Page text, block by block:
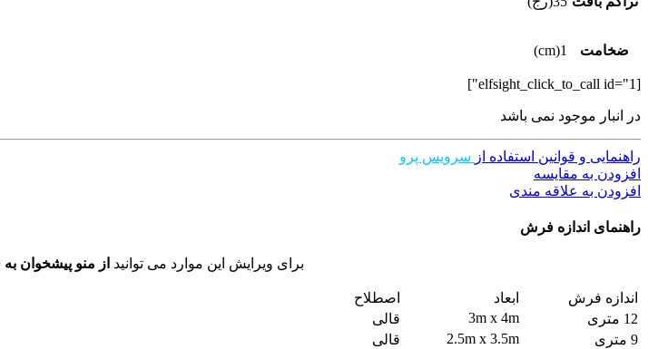
ضخامت 1(cm)
[elfsight_click_to_call id="1"]
در انبار موجود نمی باشد
راهنمایی و قوانین استفاده از سرویس پرو
افزودن به مقایسه
افزودن به علاقه مندی
راهنمای اندازه فرش
برای ویرایش این موارد می توانید از منو پیشخوان
اندازه فرش ابعاد
اصطلاح
12 متری
3m x 4m
قالی
9 متری
2.5m x 3.5m
قالی